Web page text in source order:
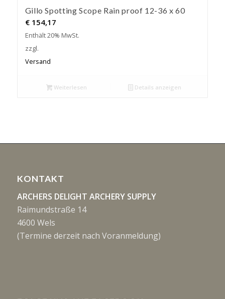
Gillo Spotting Scope Rain proof 12-36 x 60
€154,17
Enthält 20% MwSt.
zzgl.
Versand
Weiterlesen Details anzeigen
KONTAKT
ARCHERS DELIGHT ARCHERY SUPPLY
Raimundstraße 14
4600 Wels
(Termine derzeit nach Voranmeldung)